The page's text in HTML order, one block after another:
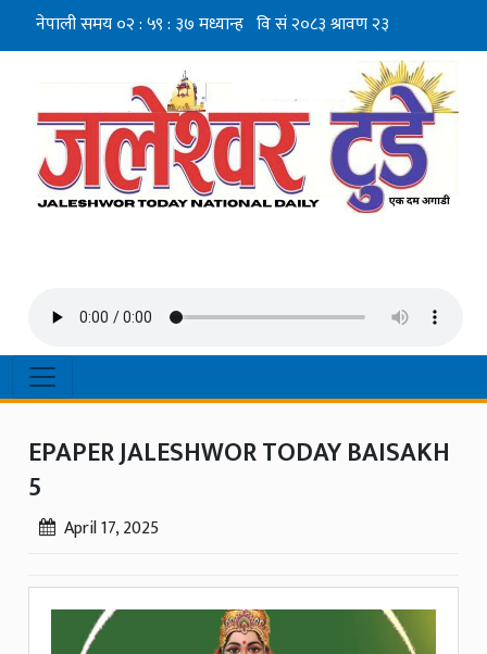
EPAPER JALESHWOR TODAY BAISAKH
5
April 17, 2025